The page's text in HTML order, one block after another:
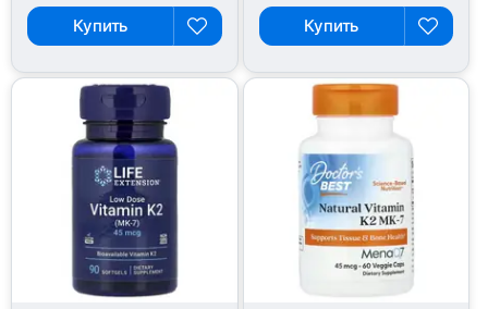
Купить Купить